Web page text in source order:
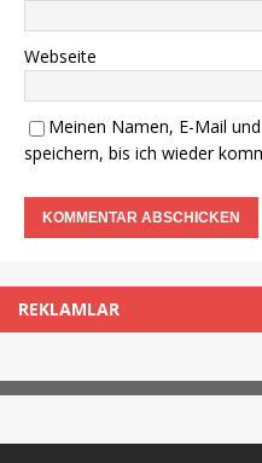
Webseite
Meinen Namen, E-Mail
speichern, bis ich wieder
REKLAMLAR